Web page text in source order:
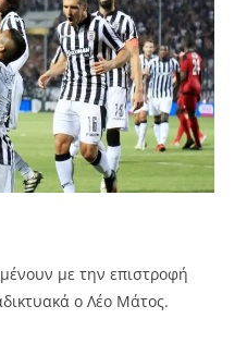
με την επιστροφή
ο Λέο Μάτος.